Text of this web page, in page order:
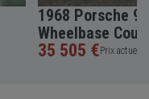
1968 Porsche
Wheelbase
35 505 €Prix actuel •